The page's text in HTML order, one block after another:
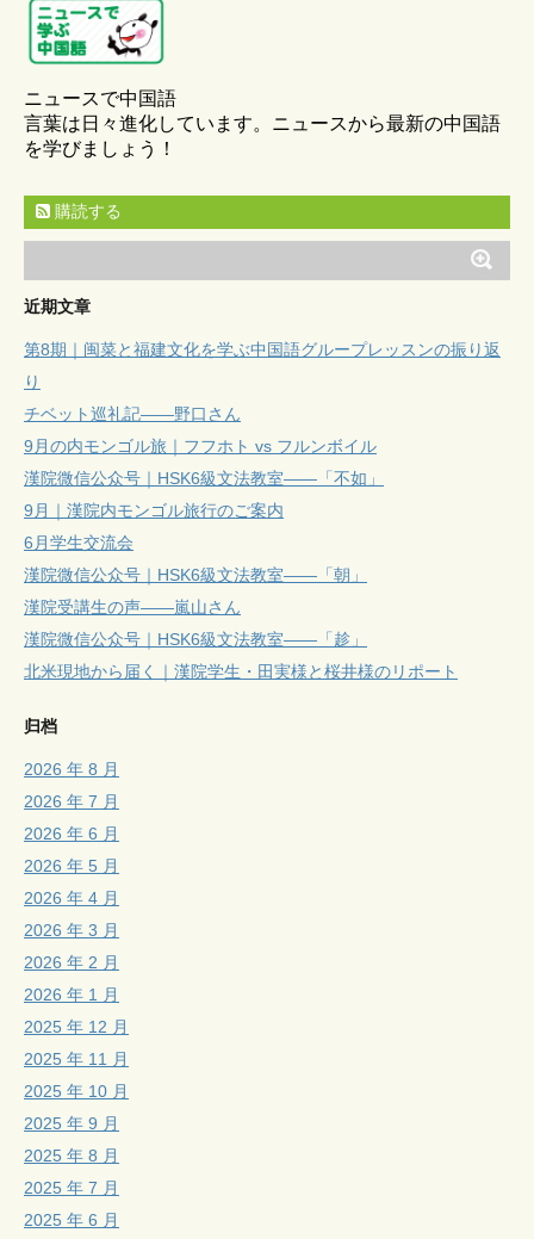
ニュースで中国語
言葉は日々進化しています。ニュースから最新の中国語
を学びましょう！
購読する
近期文章
第8期｜闽菜と福建文化を学ぶ中国語グループレッスンの振り返
り
チベット巡礼記——野口さん
9月の内モンゴル旅｜フフホト vs フルンボイル
漢院微信公众号｜HSK6級文法教室——「不如」
9月｜漢院内モンゴル旅行のご案内
6月学生交流会
漢院微信公众号｜HSK6級文法教室——「朝」
漢院受講生の声——嵐山さん
漢院微信公众号｜HSK6級文法教室——「趁」
北米現地から届く｜漢院学生・田実様と桜井様のリポート
归档
2026 年 8 月
2026 年 7 月
2026 年 6 月
2026 年 5 月
2026 年 4 月
2026 年 3 月
2026 年 2 月
2026 年 1 月
2025 年 12 月
2025 年 11 月
2025 年 10 月
2025 年 9 月
2025 年 8 月
2025 年 7 月
2025 年 6 月